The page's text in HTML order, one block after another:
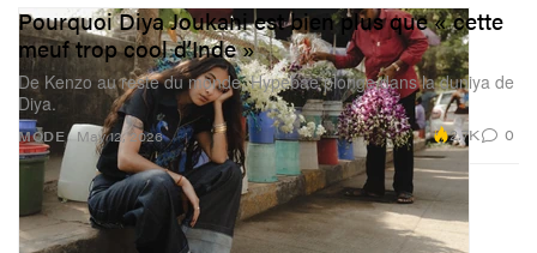
MODE
Pourquoi Diya Joukani est bien plus que « cette
meuf trop cool d’Inde »
De Kenzo au reste du monde, Hypebae plonge dans la duniya de
Diya.
May 12, 2026 2.7K 0